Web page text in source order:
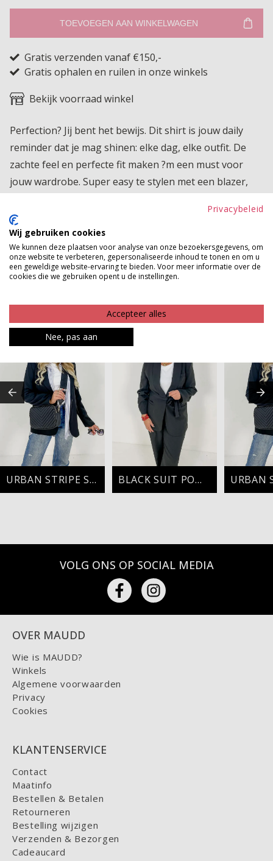
TOEVOEGEN AAN WINKELWAGEN
Gratis verzenden vanaf €150,-
Gratis ophalen en ruilen in onze winkels
Bekijk voorraad winkel
Perfection? Jij bent het bewijs. Dit shirt is jouw daily
reminder dat je mag shinen: elke dag, elke outfit. De
zachte feel en perfecte fit maken ?m een must voor
jouw wardrobe. Super easy te stylen met een blazer,
moments: dit item zegt het allemaal zonder woorden.
Product kenmerken
Betaalinformatie
URBAN STRIPE STYLE BLACK SUIT POWER
VOLG ONS OP SOCIAL MEDIA
OVER MAUDD
Wie is MAUDD?
Winkels
Algemene voorwaarden
Privacy
Cookies
KLANTENSERVICE
Contact
Maatinfo
Bestellen & Betalen
Retourneren
Bestelling wijzigen
Verzenden & Bezorgen
Cadeaucard
Privacybeleid
Wij gebruiken cookies
We kunnen deze plaatsen voor analyse van onze bezoekersgegevens, om
onze website te verbeteren, gepersonaliseerde inhoud te tonen en om u
een geweldige website-ervaring te bieden. Voor meer informatie over de
cookies die we gebruiken opent u de instellingen.
Accepteer alles
Nee, pas aan